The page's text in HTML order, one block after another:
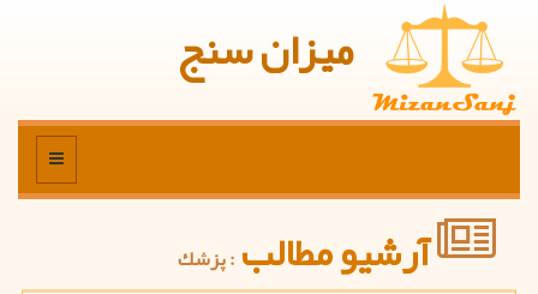
میزان سنج
منو
آرشیو مطالب : پزشك